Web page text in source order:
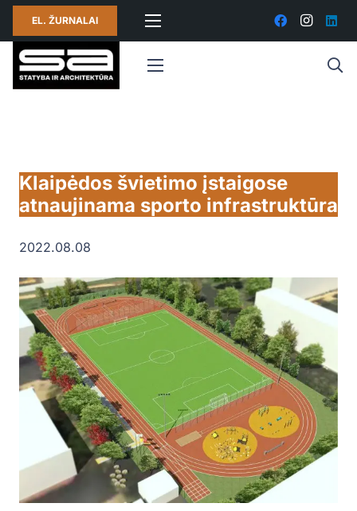
EL. ŽURNALAI
Klaipėdos švietimo įstaigose
atnaujinama sporto infrastruktūra
2022.08.08